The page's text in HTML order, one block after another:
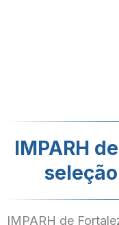
IMPARH
IMPARH de